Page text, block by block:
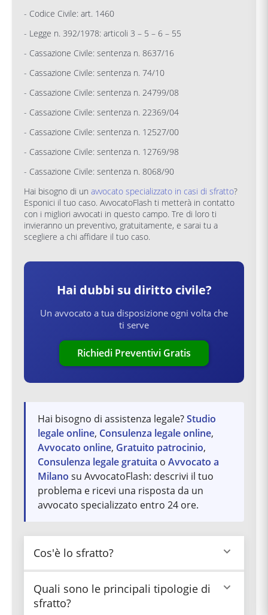
- Codice Civile: art. 1460
- Legge n. 392/1978: articoli 3 – 5 – 6 – 55
- Cassazione Civile: sentenza n. 8637/16
- Cassazione Civile: sentenza n. 74/10
- Cassazione Civile: sentenza n. 24799/08
- Cassazione Civile: sentenza n. 22369/04
- Cassazione Civile: sentenza n. 12527/00
- Cassazione Civile: sentenza n. 12769/98
- Cassazione Civile: sentenza n. 8068/90
Hai bisogno di un avvocato specializzato in casi di sfratto?
Esponici il tuo caso. AvvocatoFlash ti metterà in contatto
con i migliori avvocati in questo campo. Tre di loro ti
invieranno un preventivo, gratuitamente, e sarai tu a
scegliere a chi affidare il tuo caso.
Hai dubbi su diritto civile?
Un avvocato a tua disposizione ogni volta che
ti serve
Richiedi Preventivi Gratis
Hai bisogno di assistenza legale?Studio
legale online, Consulenza legale online,
Avvocato online, Gratuito patrocinio,
Consulenza legale gratuita o Avvocato a
Milano su AvvocatoFlash: descrivi il tuo
problema e ricevi una risposta da un
avvocato specializzato entro 24 ore.
Cos'è lo sfratto?
Lo sfratto è l'atto con cui il locatore richiede al
locatario la restituzione dell'immobile. Diventa
esecutivo quando il giudice lo convalida. Può
Quali sono le principali tipologie di
sfratto?